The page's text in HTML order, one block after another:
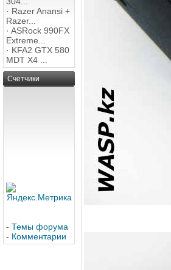
· Razer Anansi +
Razer...
· ASRock 990FX
Extreme...
· KFA2 GTX 580
MDT X4 ...
Счетчики
- Темы форума
- Комментарии